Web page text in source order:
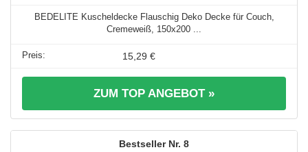
BEDELITE Kuscheldecke Flauschig Deko Decke für Couch,
Cremeweiß, 150x200 ...
15,29 €
ZUM TOP ANGEBOT »
8